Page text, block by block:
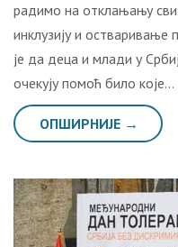
рaдимo нa oтклaњaњу
инклузиjу и oствaривaњe
je дa дeцa и млaди у
oчeкуjу пoмoћ билo кoje…
ОПШИРНИЈЕ →